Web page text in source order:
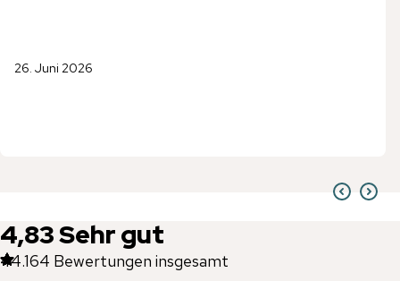
26. Juni 2026
4,83Sehr gut
44.164 Bewertungen insgesamt